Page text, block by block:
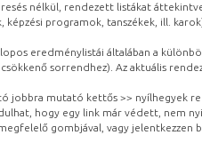
nélkül, rendezett listákat
képzési programok, tanszékek, ill.
eredménylistái általában a
csökkenő sorrendhez). Az aktuális
jobbra mutató kettős >> nyílhegyek
hogy egy link már védett, nem
gombjával, vagy